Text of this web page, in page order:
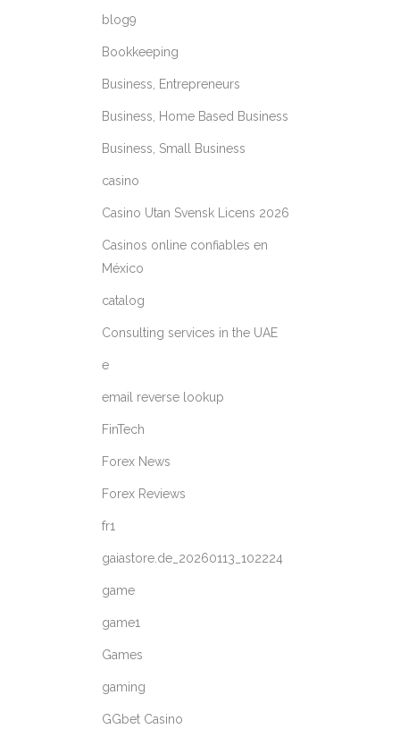
blog9
Bookkeeping
Business, Entrepreneurs
Business, Home Based Business
Business, Small Business
casino
Casino Utan Svensk Licens 2026
Casinos online confiables en
México
catalog
Consulting services in the UAE
e
email reverse lookup
FinTech
Forex News
Forex Reviews
fr1
gaiastore.de_20260113_102224
game
game1
Games
gaming
GGbet Casino